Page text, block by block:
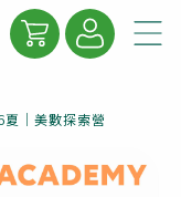
夏｜美數探索營